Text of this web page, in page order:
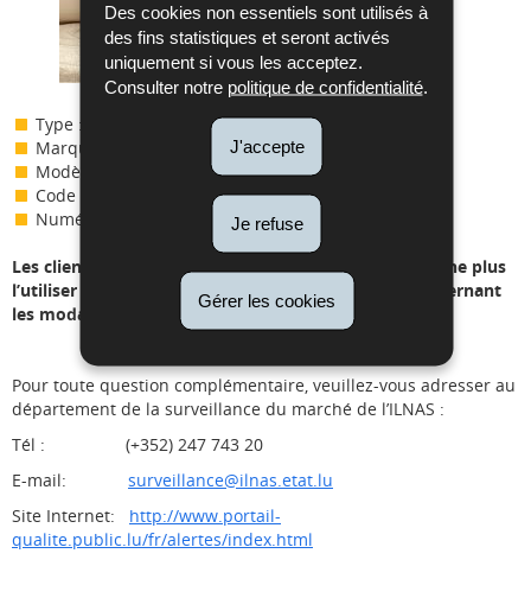
Des cookies non essentiels sont utilisés à
des fins statistiques et seront activés
uniquement si vous les acceptez.
Consulter notre politique de confidentialité.
J'accepte
Je refuse
Gérer les cookies
Type :
Balle d’activité
Marque :
HUANGER
Modèle / Référence :
Baby Toys / 4211
Code EAN :
4885474465
Numéro de lot :
202408
Les clients en possession de ce produit sont priés de ne plus
l’utiliser et pourront contacter le point de vente concernant
les modalités de rappel.
Pour toute question complémentaire, veuillez-vous adresser au
département de la surveillance du marché de l’ILNAS :
Tél : (+352) 247 743 20
E-mail: surveillance@ilnas.etat.lu
Site Internet: http://www.portail-
qualite.public.lu/fr/alertes/index.html